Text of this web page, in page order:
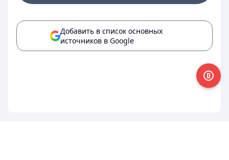
Добавить в список основных
источников в Google